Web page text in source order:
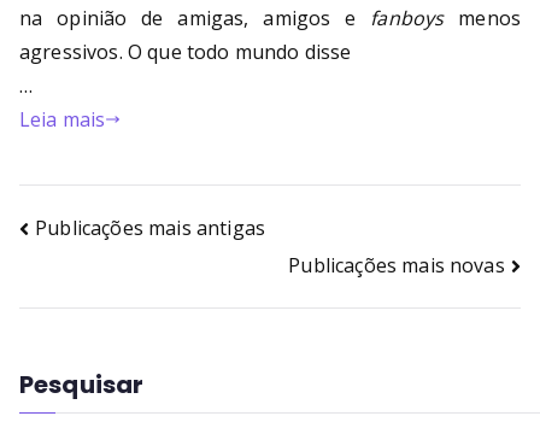
na opinião de amigas, amigos e fanboysmenos
agressivos. O que todo mundo disse
…
Leia mais
Publicações mais antigas
Publicações mais novas
Pesquisar